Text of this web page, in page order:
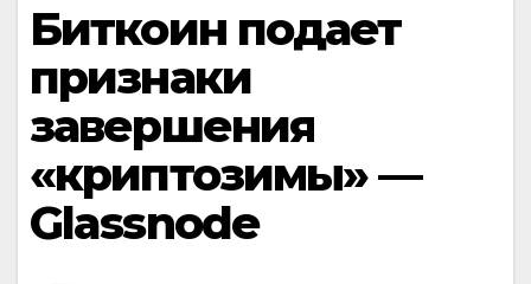
Биткоин подает
признаки
завершения
«криптозимы» —
Glassnode